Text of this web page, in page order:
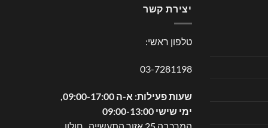
יצירת קשר
טלפון ראשי:
03-7281198
שעות פעילות: א-ה 09:00-17:00,
ימי שישי 09:00-13:00
המרכבה 25 אזור התעשייה , חולון